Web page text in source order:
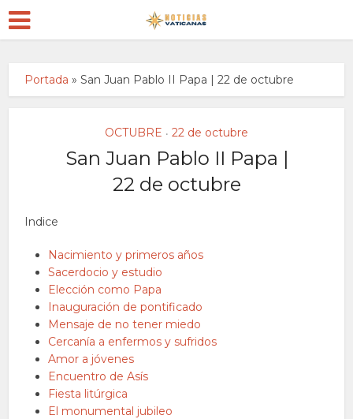
Portada »San Juan Pablo II Papa | 22 de octubre
OCTUBRE • 22 de octubre
San Juan Pablo II Papa |
22 de octubre
Indice
Nacimiento y primeros años
Sacerdocio y estudio
Elección como Papa
Inauguración de pontificado
Mensaje de no tener miedo
Cercanía a enfermos y sufridos
Amor a jóvenes
Encuentro de Asís
Fiesta litúrgica
El monumental jubileo